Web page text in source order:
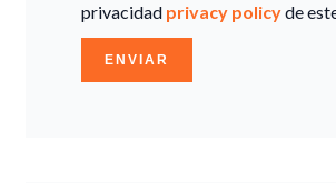
privacidad privacy policyde
ENVIAR